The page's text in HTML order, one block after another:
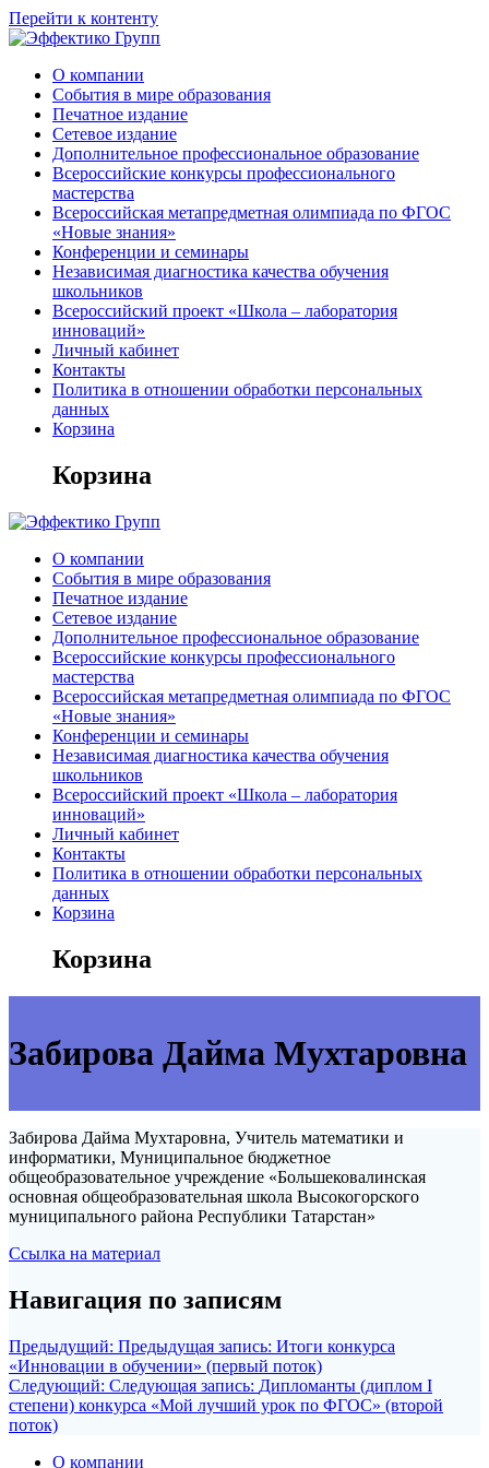
Перейти к контенту
О компании
События в мире образования
Печатное издание
Сетевое издание
Дополнительное профессиональное образование
Всероссийские конкурсы профессионального
мастерства
Всероссийская метапредметная олимпиада по ФГОС
«Новые знания»
Конференции и семинары
Независимая диагностика качества обучения
школьников
Всероссийский проект «Школа – лаборатория
инноваций»
Личный кабинет
Контакты
Политика в отношении обработки персональных
данных
Корзина
Корзина
О компании
События в мире образования
Печатное издание
Сетевое издание
Дополнительное профессиональное образование
Всероссийские конкурсы профессионального
мастерства
Всероссийская метапредметная олимпиада по ФГОС
«Новые знания»
Конференции и семинары
Независимая диагностика качества обучения
школьников
Всероссийский проект «Школа – лаборатория
инноваций»
Личный кабинет
Контакты
Политика в отношении обработки персональных
данных
Корзина
Корзина
Забирова Дайма Мухтаровна
Забирова Дайма Мухтаровна, Учитель математики и
информатики, Муниципальное бюджетное
общеобразовательное учреждение «Большековалинская
основная общеобразовательная школа Высокогорского
муниципального района Республики Татарстан»
Ссылка на материал
Навигация по записям
Предыдущий: Предыдущая запись: Итоги конкурса
«Инновации в обучении» (первый поток)
Следующий: Следующая запись: Дипломанты (диплом I
степени) конкурса «Мой лучший урок по ФГОС» (второй
поток)
О компании